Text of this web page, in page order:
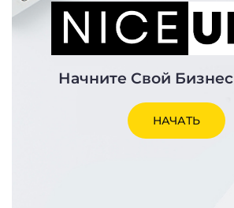
Начните Свой
НАЧАТЬ